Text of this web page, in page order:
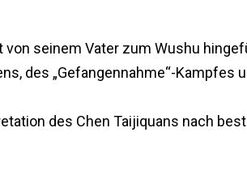
seinem Vater zum Wushu
des „Gefangennahme“-Kampfes
des Chen Taijiquans nach